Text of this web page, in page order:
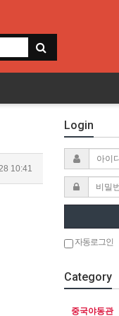
10:41
Login
자동로그인
Category
중국야동관